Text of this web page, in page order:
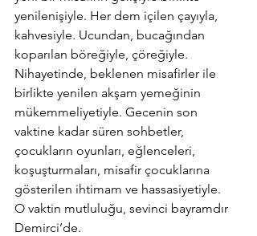
yenilenişiyle. Her dem içilen çayıyla,
kahvesiyle. Ucundan, bucağından
koparılan böreğiyle, çöreğiyle.
Nihayetinde, beklenen misafirler ile
birlikte yenilen akşam yemeğinin
mükemmeliyetiyle. Gecenin son
vaktine kadar süren sohbetler,
çocukların oyunları, eğlenceleri,
koşuşturmaları, misafir çocuklarına
gösterilen ihtimam ve hassasiyetiyle.
O vaktin mutluluğu, sevinci bayramdır
Demirci’de.